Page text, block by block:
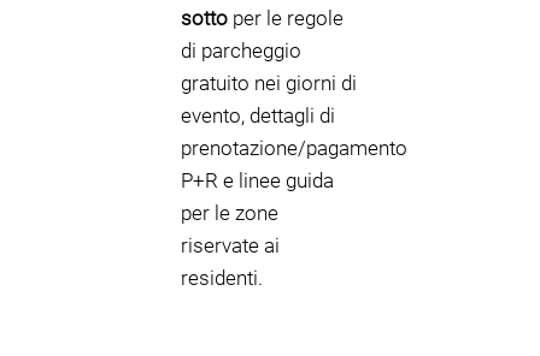
sotto per le regole
di parcheggio
gratuito nei giorni di
evento, dettagli di
prenotazione/pagamento
P+R e linee guida
per le zone
riservate ai
residenti.